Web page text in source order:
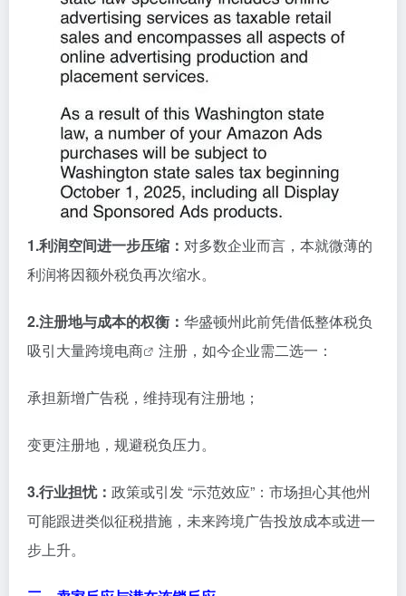
1.利润空间进一步压缩： 对多数企业而言，本就微薄的
利润将因额外税负再次缩水。
2.注册地与成本的权衡： 华盛顿州此前凭借低整体税负
吸引大量跨境电商 注册，如今企业需二选一：
承担新增广告税，维持现有注册地；
变更注册地，规避税负压力。
3.行业担忧： 政策或引发 “示范效应”：市场担心其他州
可能跟进类似征税措施，未来跨境广告投放成本或进一
步上升。